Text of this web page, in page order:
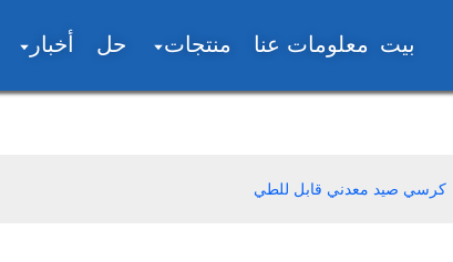
بيت معلومات عنا منتجات حل أخبار
كرسي صيد معدني قابل للطي